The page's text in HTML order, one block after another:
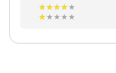
★★★★★
★★★★★
★★★★★
★★★★★